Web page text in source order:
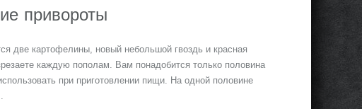
привороты
две картофелины, новый небольшой гвоздь и красная
каждую пополам. Вам понадобится только половина
при приготовлении пищи. На одной половине